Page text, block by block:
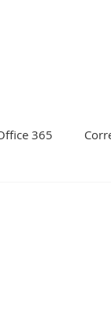
365